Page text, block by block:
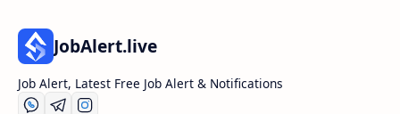
JobAlert.live
Job Alert, Latest Free Job Alert & Notifications